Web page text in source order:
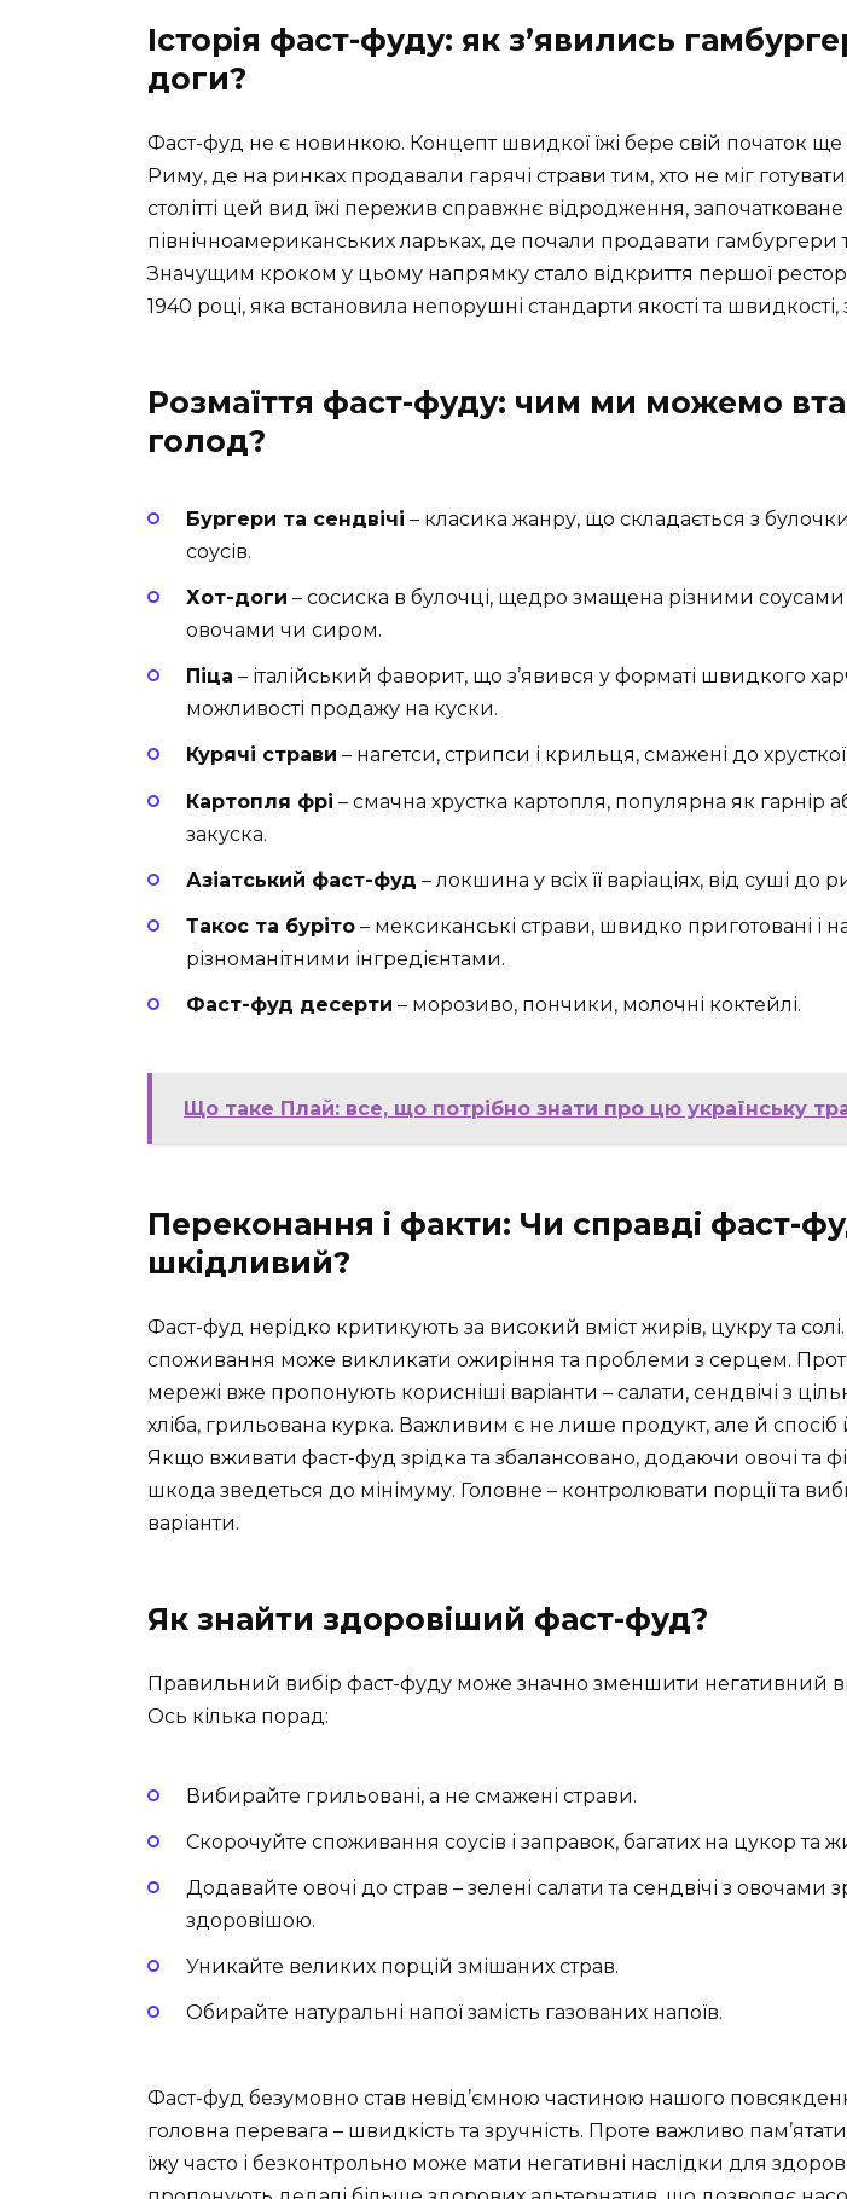
Історія фаст-фуду: як з’явились
доги?
Фаст-фуд не є новинкою. Концепт швидкої їжі бере свій початок
Риму, де на ринках продавали гарячі страви тим, хто не міг
столітті цей вид їжі пережив справжнє відродження, започатковане
північноамериканських ларьках, де почали продавати гамбургери
Значущим кроком у цьому напрямку стало відкриття першої
1940 році, яка встановила непорушні стандарти якості та швидкості,
Розмаїття фаст-фуду: чим ми можемо
голод?
Бургери та сендвічі – класика жанру, що складається з булочки,
соусів.
Хот-доги – сосиска в булочці, щедро змащена різними
овочами чи сиром.
Піца – італійський фаворит, що з’явився у форматі швидкого
можливості продажу на куски.
Курячі страви – нагетси, стрипси і крильця, смажені до
Картопля фрі – смачна хрустка картопля, популярна як гарнір
закуска.
Азіатський фаст-фуд – локшина у всіх її варіаціях, від суші до
Такос та буріто – мексиканські страви, швидко приготовані і
різноманітними інгредієнтами.
Фаст-фуд десерти – морозиво, пончики, молочні коктейлі.
Що таке Плай: все, що потрібно знати про цю українську
Переконання і факти: Чи справді фаст-
шкідливий?
Фаст-фуд нерідко критикують за високий вміст жирів, цукру та
споживання може викликати ожиріння та проблеми з серцем.
мережі вже пропонують корисніші варіанти – салати, сендвічі з
хліба, грильована курка. Важливим є не лише продукт, але й
Якщо вживати фаст-фуд зрідка та збалансовано, додаючи овочі та
шкода зведеться до мінімуму. Головне – контролювати порції та
варіанти.
Як знайти здоровіший фаст-фуд?
Правильний вибір фаст-фуду може значно зменшити негативний
Ось кілька порад:
Вибирайте грильовані, а не смажені страви.
Скорочуйте споживання соусів і заправок, багатих на цукор та
Додавайте овочі до страв – зелені салати та сендвічі з овочами
здоровішою.
Уникайте великих порцій змішаних страв.
Обирайте натуральні напої замість газованих напоїв.
Фаст-фуд безумовно став невід’ємною частиною нашого
головна перевага – швидкість та зручність. Проте важливо
їжу часто і безконтрольно може мати негативні наслідки для